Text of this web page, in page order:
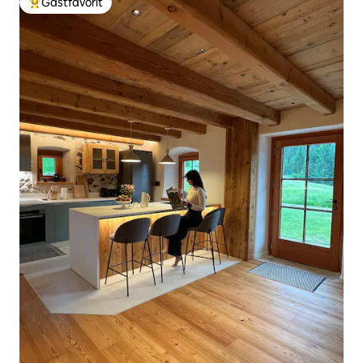
Populär gästfavorit